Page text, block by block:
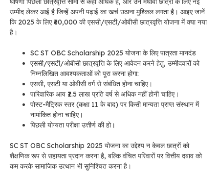
उम्मीद लेकर आई है जिन्हें अपनी पढ़ाई का खर्च उठाना मुश्किल लगता है। आइए जानें
कि 2025 के लिए ₹60,000 की एससी/एसटी/ओबीसी छात्रवृत्ति योजना में क्या नया
है।
SC ST OBC Scholarship 2025 योजना के लिए पात्रता मानदंड
एससी/एसटी/ओबीसी छात्रवृत्ति के लिए आवेदन करने हेतु, उम्मीदवारों को
निम्नलिखित आवश्यकताओं को पूरा करना होगा:
एससी, एसटी या ओबीसी वर्ग से संबंधित होना चाहिए।
पारिवारिक आय ₹2.5 लाख प्रति वर्ष से अधिक नहीं होनी चाहिए।
पोस्ट-मैट्रिक स्तर (कक्षा 11 के बाद) पर किसी मान्यता प्राप्त संस्थान में
नामांकित होना चाहिए।
पिछली योग्यता परीक्षा उत्तीर्ण की हो।
SC ST OBC Scholarship 2025 योजना का उद्देश्य न केवल छात्रों को
शैक्षणिक रूप से सहायता प्रदान करना है, बल्कि वंचित परिवारों पर वित्तीय दबाव को
कम करके सामाजिक उत्थान भी सुनिश्चित करना है।